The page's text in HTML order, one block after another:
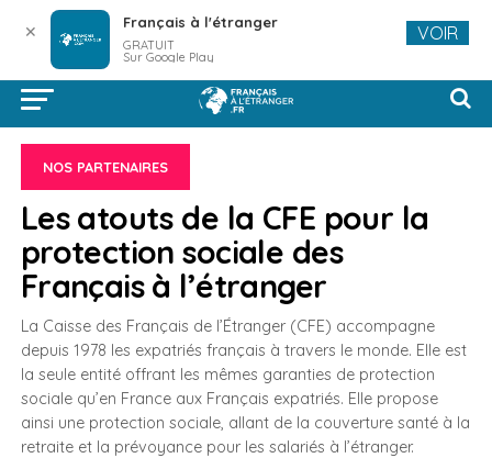
NOS PARTENAIRES
Les atouts de la CFE pour la
protection sociale des
Français à l’étranger
La Caisse des Français de l’Étranger (CFE) accompagne
depuis 1978 les expatriés français à travers le monde. Elle est
la seule entité offrant les mêmes garanties de protection
sociale qu’en France aux Français expatriés. Elle propose
ainsi une protection sociale, allant de la couverture santé à la
retraite et la prévoyance pour les salariés à l’étranger.
✕ Français à l'étranger
GRATUIT
Sur Google Play
VOIR